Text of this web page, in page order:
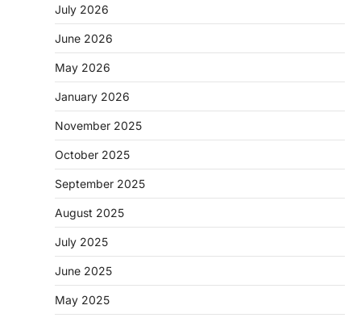
July 2026
June 2026
May 2026
January 2026
November 2025
October 2025
September 2025
August 2025
July 2025
June 2025
May 2025
CHHATTISGARH
CG: 1 से 19 वर्ष तक के बच्चों को निःशुल्क दी
जाएगी एल्बेंडाजोल
More Khabar August 7, 2026
रायपुर। राष्ट्रीय कृमि मुक्ति दिवस भारत सरकार द्वारा
CHHATTISGARH